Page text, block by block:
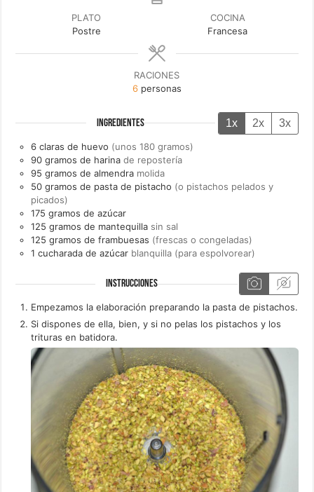
PLATO
Postre
COCINA
Francesa
RACIONES
6 personas
INGREDIENTES 1x 2x 3x
6 claras de huevo (unos 180 gramos)
90 gramos de harina de repostería
95 gramos de almendra molida
50 gramos de pasta de pistacho (o pistachos pelados y
picados)
175 gramos de azúcar
125 gramos de mantequilla sin sal
125 gramos de frambuesas (frescas o congeladas)
1 cucharada de azúcar blanquilla (para espolvorear)
INSTRUCCIONES
Empezamos la elaboración preparando la pasta de pistachos.
Si dispones de ella, bien, y si no pelas los pistachos y los
trituras en batidora.